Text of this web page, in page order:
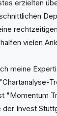
erzielten
vielen
meine
"Momentum
der Invest